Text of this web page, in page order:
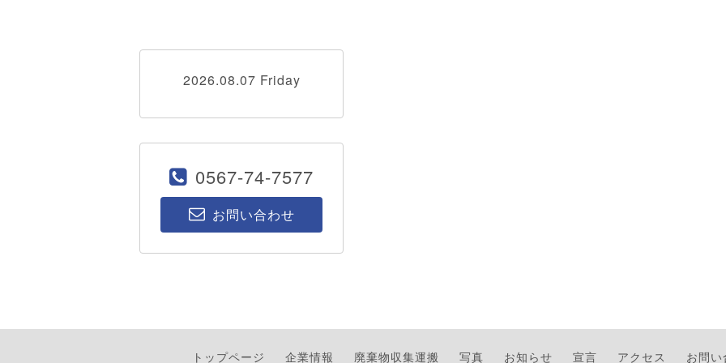
2026.08.07 Friday
0567-74-7577
お問い合わせ
トップページ 企業情報 廃棄物収集運搬 写真 お知らせ 宣言 アクセス お問